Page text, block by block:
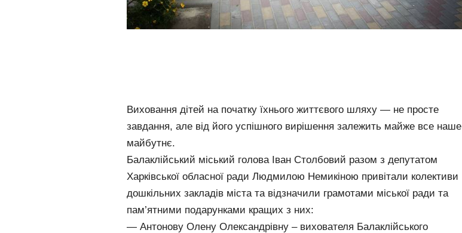
Виховання дітей на початку їхнього життєвого шляху — не просте
завдання, але від його успішного вирішення залежить майже все наше
майбутнє.
Балаклійський міський голова Іван Столбовий разом з депутатом
Харківської обласної ради Людмилою Немикіною привітали колективи
дошкільних закладів міста та відзначили грамотами міської ради та
пам’ятними подарунками кращих з них:
— Антонову Олену Олександрівну – вихователя Балаклійського